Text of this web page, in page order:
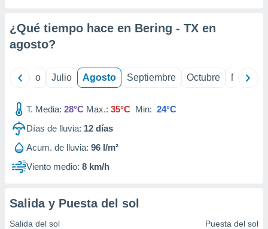
e
mediante
publicidad
publicidad
de
1199
¿Qué tiempo hace en Bering - TX en
agosto?
Junio Julio Agosto Septiembre Octubre
T. Media: 28°C Max.: 35°C Min: 24°C
Días de lluvia: 12 días
Acum. de lluvia: 96 l/m²
Viento medio: 8 km/h
Salida y Puesta del sol
Salida del sol Puesta del sol